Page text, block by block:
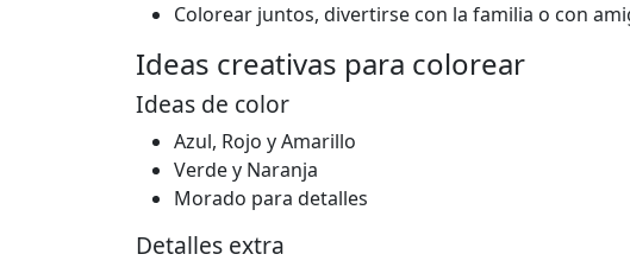
Colorear juntos, divertirse con la familia o con
Ideas creativas para colorear
Ideas de color
Azul, Rojo y Amarillo
Verde y Naranja
Morado para detalles
Detalles extra